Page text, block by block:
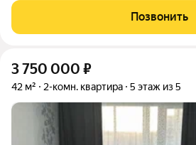
ул.О.Кошевого д.20 2/2 этажность.
56 кв.м. ОПИСАНИЕ :
Позвонить
3 750 000 ₽
42 м² 2-комн. квартира 5 этаж из 5